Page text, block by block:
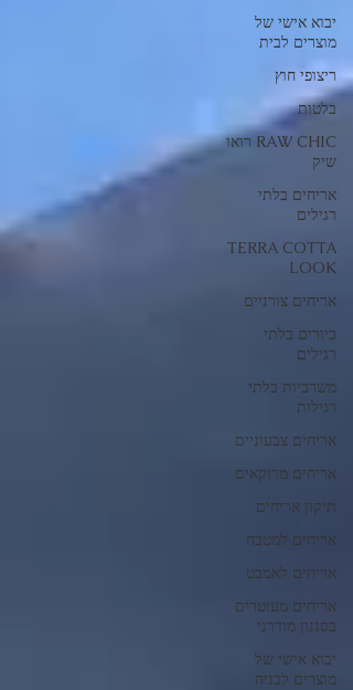
יבוא אישי של
מוצרים לבית
ריצופי חוץ
בלטות
RAW CHIC רואו
שיק
אריחים בלתי
רגילים
TERRA COTTA
LOOK
אריחים צורניים
כיורים בלתי
רגילים
משרביות בלתי
רגילות
אריחים צבעוניים
אריחים מרוקאים
תיקון אריחים
אריחים למטבח
אריחים לאמבט
אריחים מעוטרים
בסגנון מודרני
יבוא אישי של
מוצרים לבניה